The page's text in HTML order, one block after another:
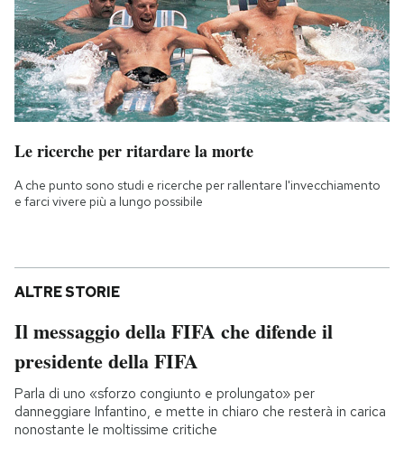
Le ricerche per ritardare la morte
A che punto sono studi e ricerche per rallentare l'invecchiamento
e farci vivere più a lungo possibile
ALTRE STORIE
Il messaggio della FIFA che difende il
presidente della FIFA
Parla di uno «sforzo congiunto e prolungato» per
danneggiare Infantino, e mette in chiaro che resterà in carica
nonostante le moltissime critiche